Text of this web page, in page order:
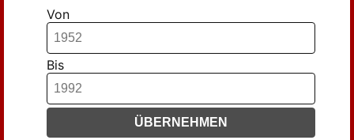
Von
Bis
ÜBERNEHMEN